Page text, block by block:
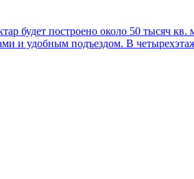
будет построено около 50 тысяч
и удобным подъездом. В